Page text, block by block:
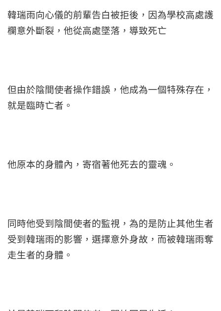
韓瑞雨向心儀的前輩告白被拒後，因為學校高處護
欄意外斷裂，他從高處墜落，導致死亡
但由於陰間使者操作錯誤，他成為一個特殊存在，
就是臨時亡者。
他原本的身體內，寄宿著他死去的靈魂。
同時他受到陰間使者的監視，為的是防止其他生者
受到韓瑞雨的影響，選擇意外身故，而被韓瑞雨奪
走生者的身體。